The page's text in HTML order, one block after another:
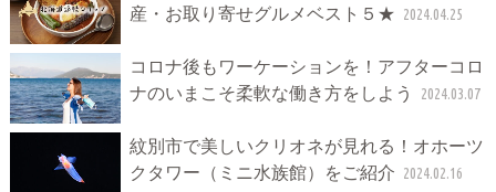
産・お取り寄せグルメベスト５★ 2024.04.25
コロナ後もワーケーションを！アフターコロ
ナのいまこそ柔軟な働き方をしよう
2024.03.07
紋別市で美しいクリオネが見れる！オホーツ
クタワー（ミニ水族館）をご紹介 2024.02.16